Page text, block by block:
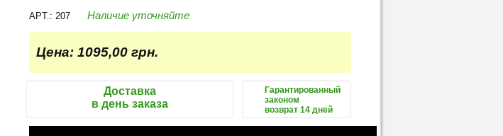
APT.: 207 Наличие уточняйте
Цена: 1095,00 грн.
Доставка
в день заказа
Гарантированный
законом
возврат 14 дней